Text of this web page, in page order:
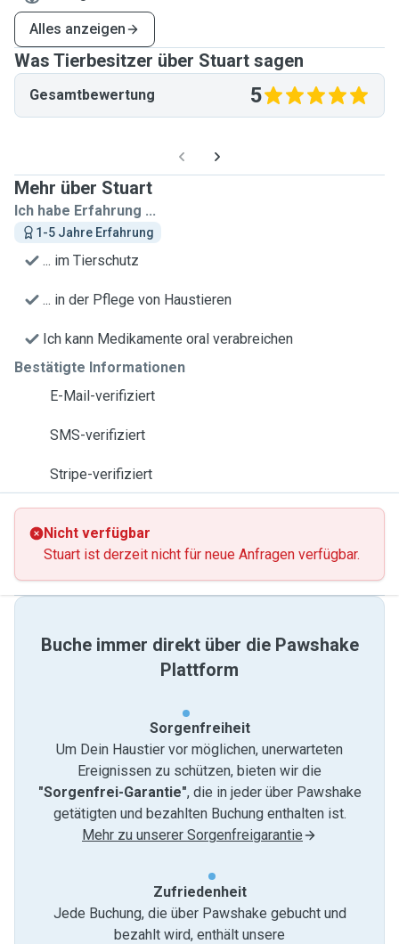
Alles anzeigen
Was Tierbesitzer über Stuart sagen
Gesamtbewertung 5
Mehr über Stuart
Ich habe Erfahrung ...
1-5 Jahre Erfahrung
... im Tierschutz
... in der Pflege von Haustieren
Ich kann Medikamente oral verabreichen
Bestätigte Informationen
E-Mail-verifiziert
SMS-verifiziert
Stripe-verifiziert
Nicht verfügbar
Stuart ist derzeit nicht für neue Anfragen verfügbar.
Buche immer direkt über die Pawshake
Plattform
Sorgenfreiheit
Um Dein Haustier vor möglichen, unerwarteten
Ereignissen zu schützen, bieten wir die
"Sorgenfrei-Garantie", die in jeder über Pawshake
getätigten und bezahlten Buchung enthalten ist.
Mehr zu unserer Sorgenfreigarantie
Zufriedenheit
Jede Buchung, die über Pawshake gebucht und
bezahlt wird, enthält unsere